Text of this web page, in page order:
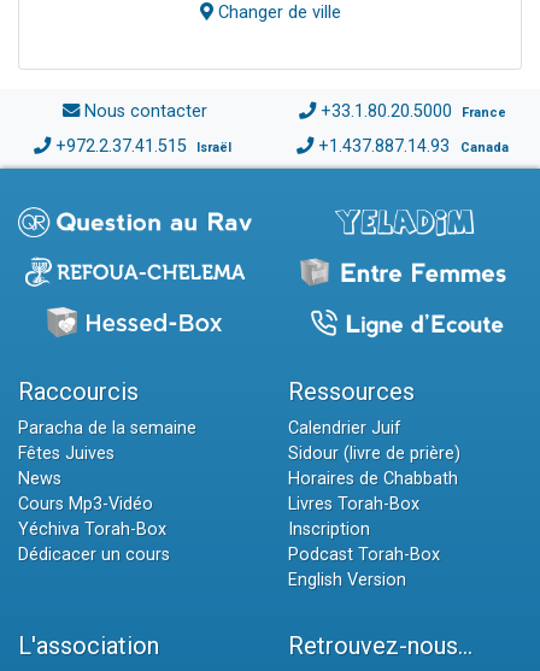
Changer de ville
Nous contacter +33.1.80.20.5000 France
+972.2.37.41.515 Israël +1.437.887.14.93 Canada
Raccourcis
Paracha de la semaine
Fêtes Juives
News
Cours Mp3-Vidéo
Yéchiva Torah-Box
Dédicacer un cours
Ressources
Calendrier Juif
Sidour (livre de prière)
Horaires de Chabbath
Livres Torah-Box
Inscription
Podcast Torah-Box
English Version
L'association Retrouvez-nous...